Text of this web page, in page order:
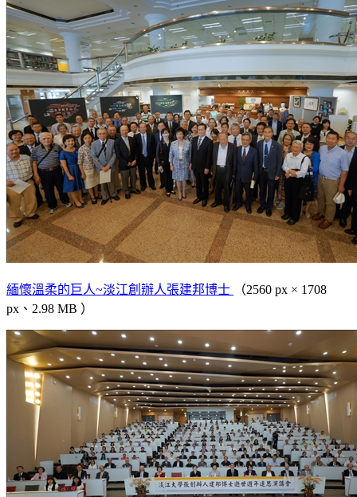
緬懷溫柔的巨人~淡江創辦人張建邦博士
（2560 px × 1708
px、2.98 MB ）